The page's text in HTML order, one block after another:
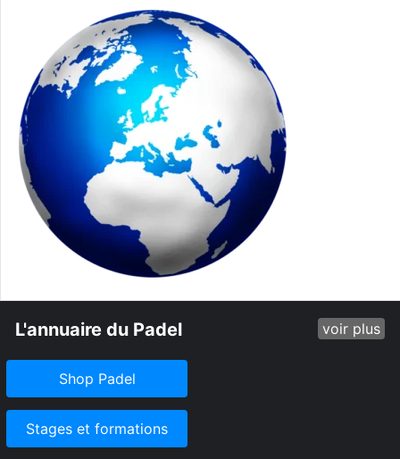
L'annuaire du Padel voir plus
Shop Padel
Stages et formations